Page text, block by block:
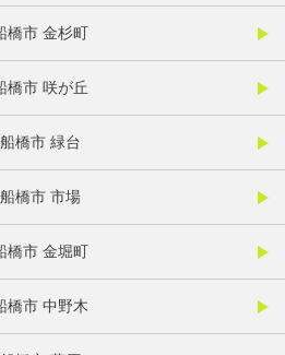
橋市 金杉町
橋市 咲が丘
船橋市 緑台
船橋市 市場
橋市 金堀町
橋市 中野木